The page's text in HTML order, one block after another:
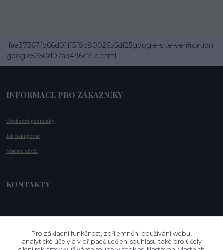
faa37367fd66d01ff5f8c80026b5df25google-site-verification:
google5750d07ad496c71e.html
INFORMACE PRO ZÁKAZNÍKY
Obchodní podmínky
Jak nakupovat
Vrácení zboží
KONTAKTY
📞 +420 732 779 508
www.vysnenekabelky.cz
Pro základní funkčnost, zpříjemnění používání webu,
analytické účely a v případě udělení souhlasu také pro účely